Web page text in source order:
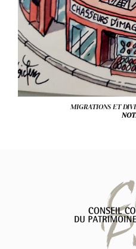
MIGRATIONS ET